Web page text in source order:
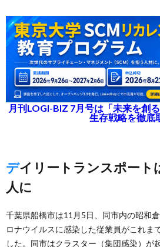
月刊LOGI-BIZ 7月号は「未来を創
生存戦略を徹底
デイリートランスポートは1人増えて105
人に
千葉県船橋市は11月5日、同市内の昭和
ロナウイルスに感染した従業員がこれま
した。同市はクラスター（集団感染）が